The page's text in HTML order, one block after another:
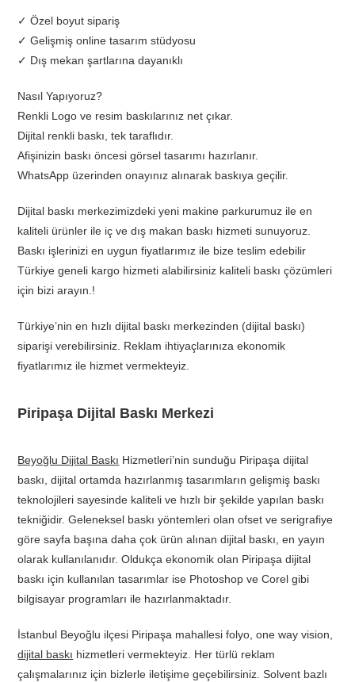
✓ Özel boyut sipariş
✓ Gelişmiş online tasarım stüdyosu
✓ Dış mekan şartlarına dayanıklı
Nasıl Yapıyoruz?
Renkli Logo ve resim baskılarınız net çıkar.
Dijital renkli baskı, tek taraflıdır.
Afişinizin baskı öncesi görsel tasarımı hazırlanır.
WhatsApp üzerinden onayınız alınarak baskıya geçilir.
Dijital baskı merkezimizdeki yeni makine parkurumuz ile en
kaliteli ürünler ile iç ve dış makan baskı hizmeti sunuyoruz.
Baskı işlerinizi en uygun fiyatlarımız ile bize teslim edebilir
Türkiye geneli kargo hizmeti alabilirsiniz kaliteli baskı çözümleri
için bizi arayın.!
Türkiye’nin en hızlı dijital baskı merkezinden (dijital baskı)
siparişi verebilirsiniz. Reklam ihtiyaçlarınıza ekonomik
fiyatlarımız ile hizmet vermekteyiz.
Piripaşa Dijital Baskı Merkezi
Beyoğlu Dijital Baskı Hizmetleri’nin sunduğu Piripaşa dijital
baskı, dijital ortamda hazırlanmış tasarımların gelişmiş baskı
teknolojileri sayesinde kaliteli ve hızlı bir şekilde yapılan baskı
tekniğidir. Geleneksel baskı yöntemleri olan ofset ve serigrafiye
göre sayfa başına daha çok ürün alınan dijital baskı, en yayın
olarak kullanılanıdır. Oldukça ekonomik olan Piripaşa dijital
baskı için kullanılan tasarımlar ise Photoshop ve Corel gibi
bilgisayar programları ile hazırlanmaktadır.
İstanbul Beyoğlu ilçesi Piripaşa mahallesi folyo, one way vision,
dijital baskı hizmetleri vermekteyiz. Her türlü reklam
çalışmalarınız için bizlerle iletişime geçebilirsiniz. Solvent bazlı